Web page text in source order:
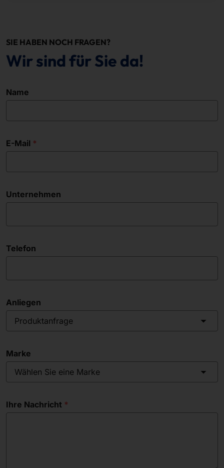
SIE HABEN NOCH FRAGEN?
Wir sind für Sie da!
Name
E-Mail
Unternehmen
Telefon
Anliegen
Produktanfrage
Marke
Wählen Sie eine Marke
Ihre Nachricht